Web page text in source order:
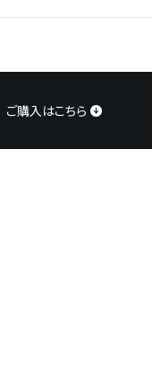
ご購入はこちら